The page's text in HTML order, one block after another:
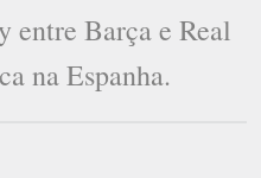
entre Barça e Real
na Espanha.